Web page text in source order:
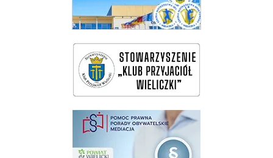
wieliczka-wieliczanie na bis
pomoc prawna wieliczka